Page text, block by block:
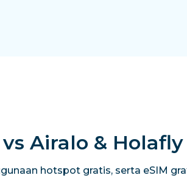
Airalo & Holafly
hotspot gratis, serta eSIM